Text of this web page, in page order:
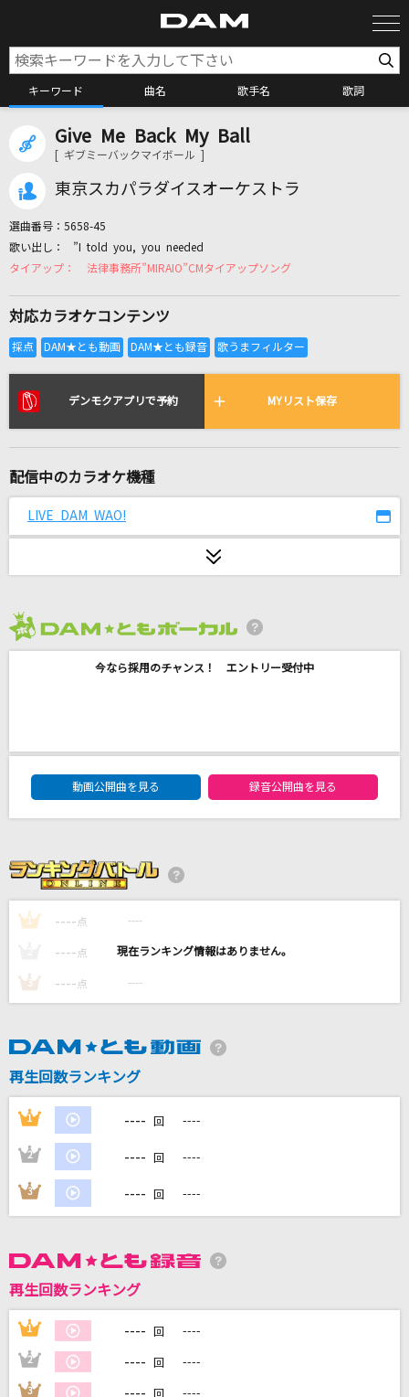
キーワード 曲名 歌手名 歌詞
カラオケ検索
カラオケリクエスト
リアルタイムで歌われている曲の一覧
エンゼルシーク
[生音]オールドファッション
back number
おやすみ泣き声、さよなら歌姫
クリープハイプ
結束バンド
最上級にかわいいの！
超ときめき宣伝部(ときめき宣伝部)
[生音]IGNITE
[生音]CHE.R.RY
DAMの新曲・ランキングなど
DAMに会員登録・ログインして
カラオケをもっと楽しもう！
Give Me Back My Ball
[ ギブミーバックマイボール ]
東京スカパラダイスオーケストラ
選曲番号： 5658-45
”I told you, you needed
法律事務所”MIRAIO”CMタイアップソング
対応カラオケコンテンツ
デンモクアプリで予約 MYリスト保存
配信中のカラオケ機種
LIVE DAM WAO!
今なら採用のチャンス！ エントリー受付中
DAM★ともボーカルエントリーランキング
動画公開曲を見る
録音公開曲を見る
1 ---- 点 ----
---- 点 ----
3 ---- 点 ----
再生回数ランキング
1 ---- 回 ----
2 ---- 回 ----
3 ---- 回 ----
再生回数ランキング
1 ---- 回 ----
2 ---- 回 ----
3 ---- 回 ----